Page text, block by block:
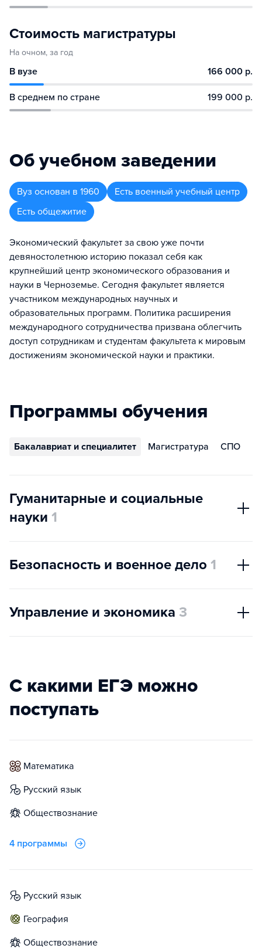
Стоимость магистратуры
На очном, за год
В вузе 166 000 р.
В среднем по стране 199 000 р.
Об учебном заведении
Вуз основан в 1960
Есть военный учебный центр
Есть общежитие
Экономический факультет за свою уже почти
девяностолетнюю историю показал себя как
крупнейший центр экономического образования и
науки в Черноземье. Сегодня факультет является
участником международных научных и
образовательных программ. Политика расширения
международного сотрудничества призвана облегчить
доступ сотрудникам и студентам факультета к мировым
достижениям экономической науки и практики.
Программы обучения
Бакалавриат и специалитет Магистратура СПО
Гуманитарные и социальные
науки 1
Безопасность и военное дело 1
Управление и экономика 3
С какими ЕГЭ можно
поступать
математика
русский язык
обществознание
4 программы
русский язык
география
обществознание